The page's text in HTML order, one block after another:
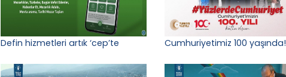
Defin hizmetleri artık ‘cep’te Cumhuriyetimiz 100 yaşında!